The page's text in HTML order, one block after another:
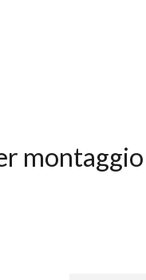
montaggio